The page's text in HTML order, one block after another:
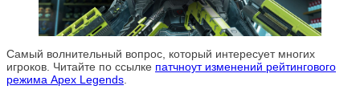
Самый волнительный вопрос, который интересует многих
игроков. Читайте по ссылке патчноут изменений рейтингового
режима Apex Legends